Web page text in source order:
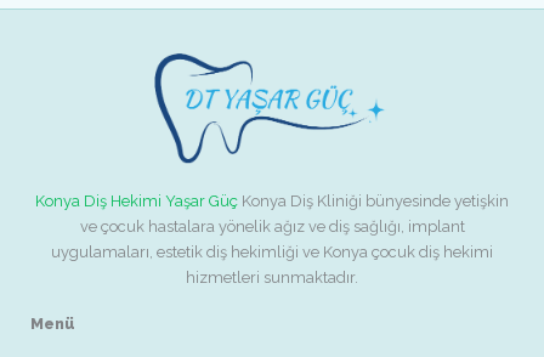
Konya Diş Hekimi Yaşar Güç Konya Diş Kliniği bünyesinde yetişkin
ve çocuk hastalara yönelik ağız ve diş sağlığı, implant
uygulamaları, estetik diş hekimliği ve Konya çocuk diş hekimi
hizmetleri sunmaktadır.
Menü